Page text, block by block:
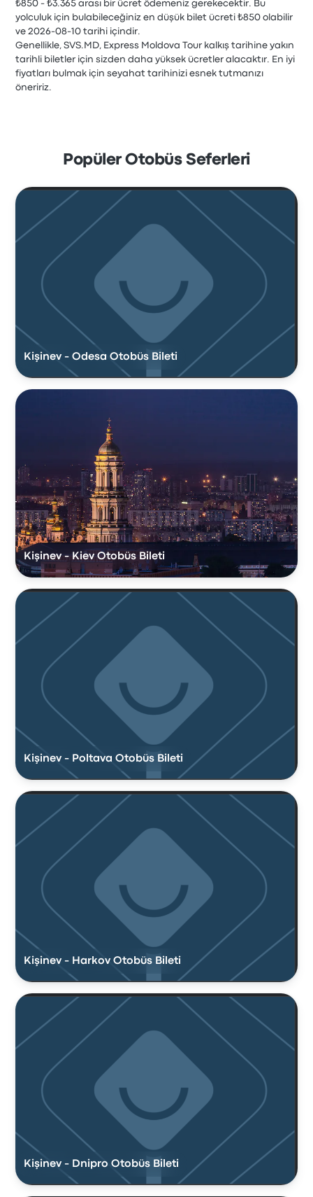
₺850 - ₺3.365 arası bir ücret ödemeniz gerekecektir. Bu
yolculuk için bulabileceğiniz en düşük bilet ücreti ₺850 olabilir
ve 2026-08-10 tarihi içindir.
Genellikle, SVS.MD, Express Moldova Tour kalkış tarihine yakın
tarihli biletler için sizden daha yüksek ücretler alacaktır. En iyi
fiyatları bulmak için seyahat tarihinizi esnek tutmanızı
öneririz.
Popüler Otobüs Seferleri
Kişinev - Odesa Otobüs Bileti
Kişinev - Kiev Otobüs Bileti
Kişinev - Poltava Otobüs Bileti
Kişinev - Harkov Otobüs Bileti
Kişinev - Dnipro Otobüs Bileti